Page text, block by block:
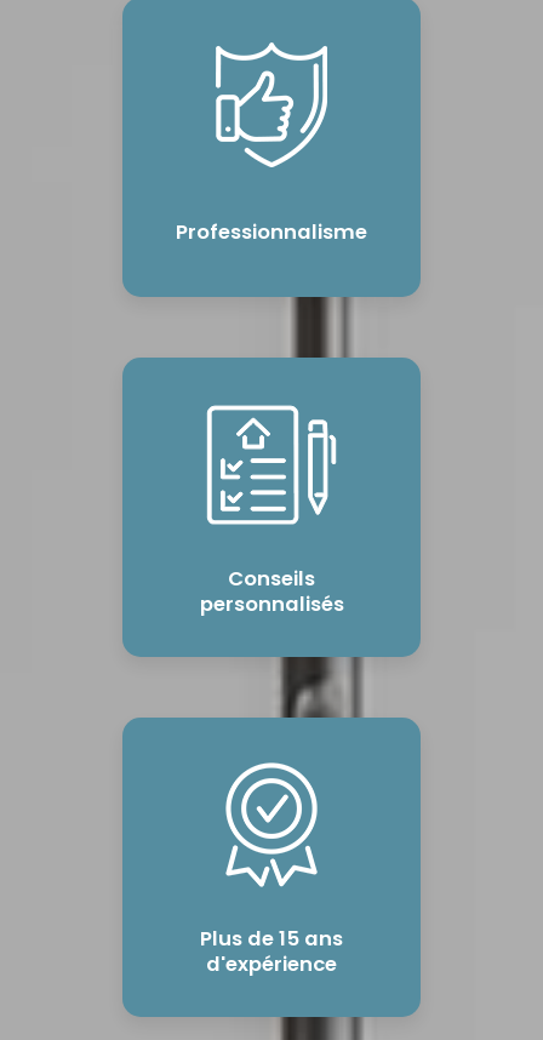
Professionnalisme
Conseils
personnalisés
Plus de 15 ans
d'expérience